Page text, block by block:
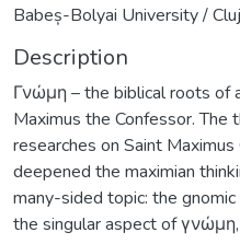
Babeș-Bolyai University /
Description
Γνώμη – the biblical roots of
Maximus the Confessor. The
researches on Saint
deepened the maximian
many-sided topic: the
the singular aspect of